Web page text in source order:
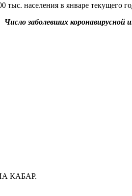
населения в январе текущего
Число заболевших
КАБАР.